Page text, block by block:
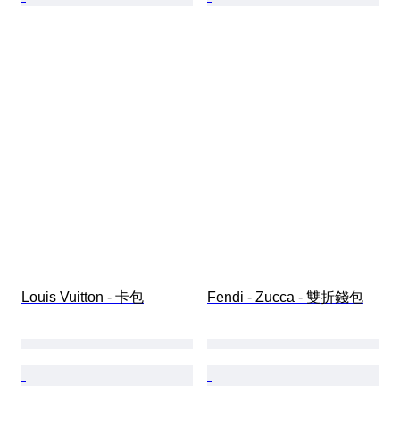
Louis Vuitton - 卡包 Fendi - Zucca - 雙折錢包